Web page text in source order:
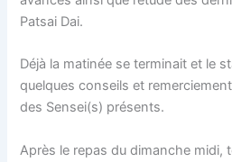
Patsai Dai.
Déjà la matinée se terminait et le
quelques conseils et
des Sensei(s) présents.
Après le repas du dimanche midi,